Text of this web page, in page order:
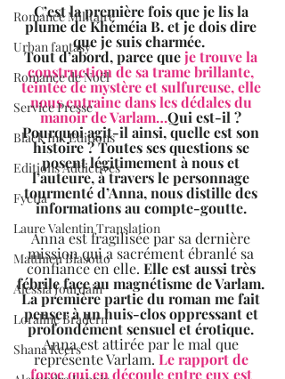
Romance Militaire
Urban fantasy
Romance de Noël
Service Presse
Black Ink Editions
Editions Addictives
Fyctia
Laure Valentin Translation
Matthieu Biasotto
Alessia Jourdain
Loraline Bradern
Shana Keers
C’est la première fois que je lis la
plume de Khéméia B. et je dois dire
que je suis charmée.
Tout d’abord, parce que je trouve la
construction de sa trame brillante,
teintée de mystère et sulfureuse, elle
nous entraine dans les dédales du
manoir de Varlam…Qui est-il ?
Pourquoi agit-il ainsi, quelle est son
histoire ? Toutes ses questions se
posent légitimement à nous et
l’auteure, à travers le personnage
tourmenté d’Anna, nous distille des
informations au compte-goutte.
Anna est fragilisée par sa dernière
mission qui a sacrément ébranlé sa
confiance en elle. Elle est aussi très
fébrile face au magnétisme de Varlam.
La première partie du roman me fait
penser à un huis-clos oppressant et
profondément sensuel et érotique.
Anna est attirée par le mal que
représente Varlam. Le rapport de
force qui en découle entre eux est